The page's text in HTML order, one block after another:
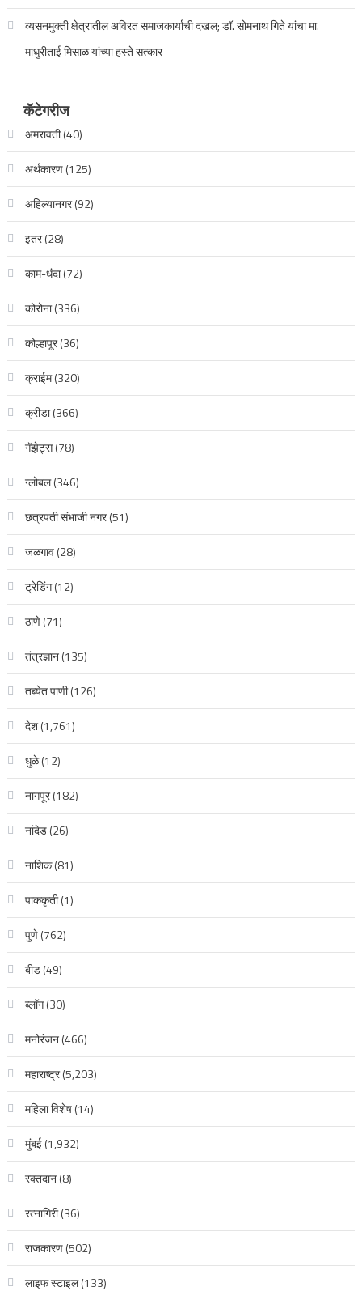
व्यसनमुक्ती क्षेत्रातील अविरत समाजकार्याची दखल; डॉ. सोमनाथ गिते यांचा मा.
माधुरीताई मिसाळ यांच्या हस्ते सत्कार
कॅटेगरीज
अमरावती(40)
अर्थकारण(125)
अहिल्यानगर(92)
इतर(28)
काम-धंदा(72)
कोरोना(336)
कोल्हापूर(36)
क्राईम(320)
क्रीडा(366)
गॅझेट्स(78)
ग्लोबल(346)
छत्रपती संभाजी नगर(51)
जळगाव(28)
ट्रेडिंग(12)
ठाणे(71)
तंत्रज्ञान(135)
तब्येत पाणी(126)
देश(1,761)
धुळे(12)
नागपूर(182)
नांदेड(26)
नाशिक(81)
पाककृती(1)
पुणे(762)
बीड(49)
ब्लॉग(30)
मनोरंजन(466)
महाराष्ट्र(5,203)
महिला विशेष(14)
मुंबई(1,932)
रक्‍तदान(8)
रत्नागिरी(36)
राजकारण(502)
लाइफ स्टाइल(133)